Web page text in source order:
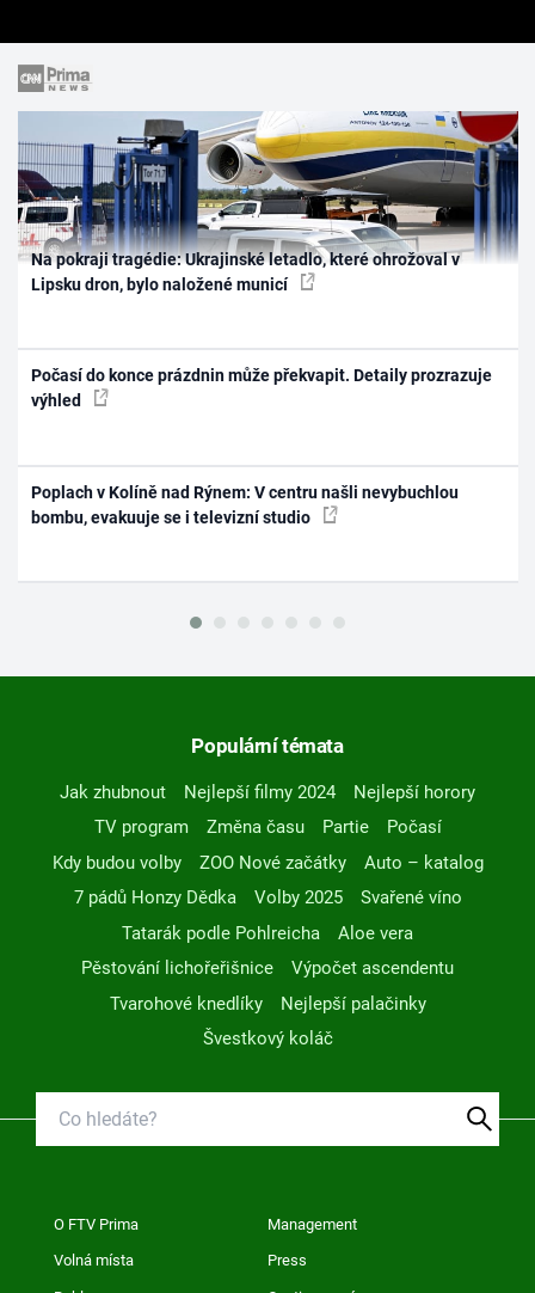
Na pokraji tragédie: Ukrajinské letadlo, které ohrožoval v
Lipsku dron, bylo naložené municí
Počasí do konce prázdnin může překvapit. Detaily prozrazuje
výhled
Poplach v Kolíně nad Rýnem: V centru našli nevybuchlou
bombu, evakuuje se i televizní studio
Populární témata
Jak zhubnout Nejlepší filmy 2024
Nejlepší horory
TV program
Změna času Partie
Počasí
Kdy budou volby
ZOO Nové začátky
Auto – katalog
7 pádů Honzy Dědka
Volby 2025
Svařené víno
Tatarák podle Pohlreicha
Aloe vera
Pěstování lichořeřišnice
Výpočet ascendentu
Tvarohové knedlíky
Nejlepší palačinky
Švestkový koláč
O FTV Prima Management
Volná místa Press